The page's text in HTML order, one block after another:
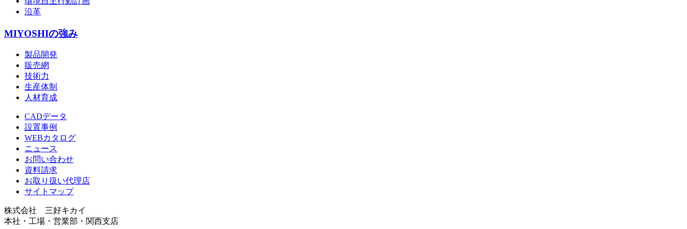
沿革
MIYOSHIの強み
製品開発
販売網
技術力
生産体制
人材育成
CADデータ
設置事例
WEBカタログ
ニュース
お問い合わせ
資料請求
お取り扱い代理店
サイトマップ
株式会社 三好キカイ
本社・工場・営業部・関西支店